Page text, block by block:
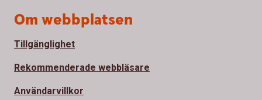
Om webbplatsen
Tillgänglighet
Rekommenderade webbläsare
Användarvillkor